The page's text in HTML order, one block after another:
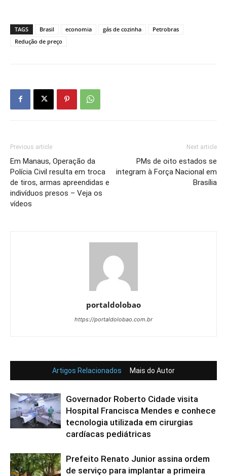
TAGS Brasil economia gás de cozinha
Petrobras
Redução de preço
Previous article
Em Manaus, Operação da
Polícia Civil resulta em troca
de tiros, armas apreendidas e
indivíduos presos – Veja os
vídeos
Next article
PMs de oito estados se
integram à Força Nacional em
Brasília
portaldolobao
https://portaldolobao.com.br
Artigos Relacionados Mais do Autor
Governador Roberto Cidade visita
Hospital Francisca Mendes e conhece
tecnologia utilizada em cirurgias
cardíacas pediátricas
Prefeito Renato Junior assina ordem
de serviço para implantar a primeira